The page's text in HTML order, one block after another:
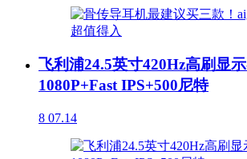
飞利浦24.5英寸420Hz高刷显示
1080P+Fast IPS+500尼特
8 07.14